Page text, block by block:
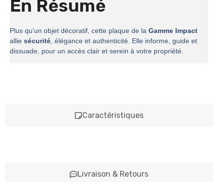
Caractéristiques
Livraison & Retours
En Résumé
Plus qu’un objet décoratif, cette plaque de la Gamme Impact
allie sécurité, élégance et authenticité. Elle informe, guide et
dissuade, pour un accès clair et serein à votre propriété.